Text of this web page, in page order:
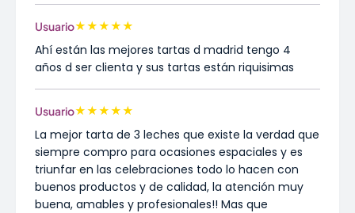
Usuario★★★★★
Ahí están las mejores tartas d madrid tengo 4
años d ser clienta y sus tartas están riquisimas
Usuario★★★★★
La mejor tarta de 3 leches que existe la verdad que
siempre compro para ocasiones espaciales y es
triunfar en las celebraciones todo lo hacen con
buenos productos y de calidad, la atención muy
buena, amables y profesionales!! Mas que